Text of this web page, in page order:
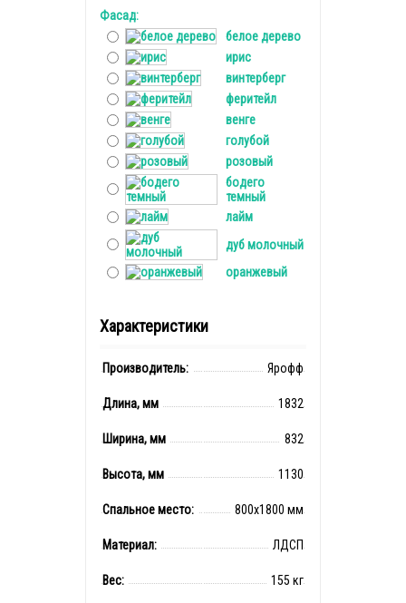
Фасад:
белое дерево
ирис
винтерберг
феритейл
венге
голубой
розовый
бодего
темный
лайм
дуб молочный
оранжевый
Характеристики
Производитель: Ярофф
Длина, мм 1832
Ширина, мм 832
Высота, мм 1130
Спальное место: 800x1800 мм
Материал: ЛДСП
Вес: 155 кг